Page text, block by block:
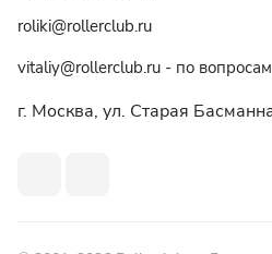
roliki@rollerclub.ru
vitaliy@rollerclub.ru - по
г. Москва, ул. Старая